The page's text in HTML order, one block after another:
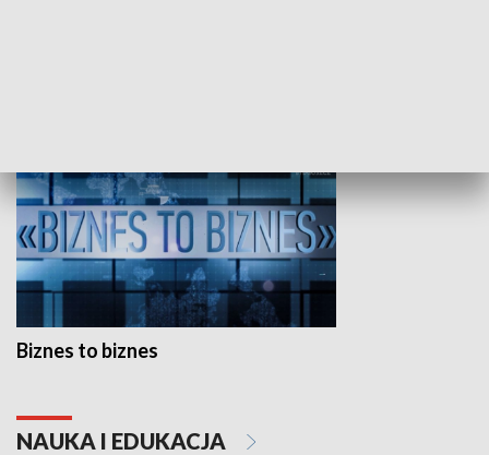
Biznes to biznes
NAUKA I EDUKACJA